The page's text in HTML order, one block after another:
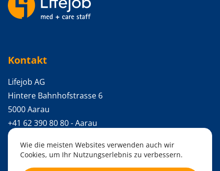
Kontakt
Lifejob AG
Hintere Bahnhofstrasse 6
5000 Aarau
+41 62 390 80 80- Aarau
+41 31 371 08 08
info@lifejob.ch
Backlinks
Wie die meisten Websites verwenden auch wir
Cookies, um Ihr Nutzungserlebnis zu verbessern.